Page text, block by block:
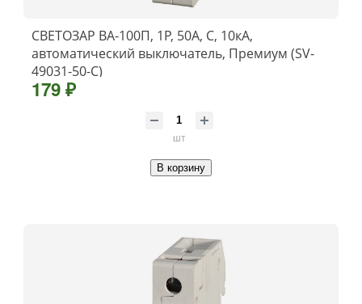
СВЕТОЗАР ВА-100П, 1P, 50А, C, 10кА,
автоматический выключатель, Премиум (SV-
49031-50-C)
179 ₽
шт
В корзину